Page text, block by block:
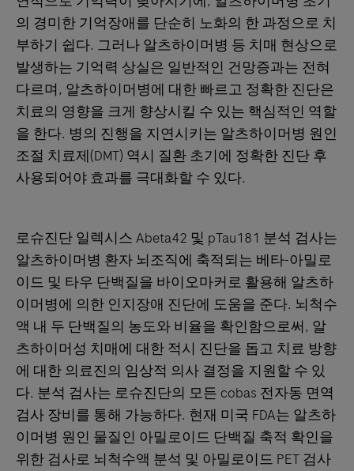
의 경미한 기억장애를 단순히 노화의 한 과정으로 치
부하기 쉽다. 그러나 알츠하이머병 등 치매 현상으로
발생하는 기억력 상실은 일반적인 건망증과는 전혀
다르며, 알츠하이머병에 대한 빠르고 정확한 진단은
치료의 영향을 크게 향상시킬 수 있는 핵심적인 역할
을 한다. 병의 진행을 지연시키는 알츠하이머병 원인
조절 치료제(DMT) 역시 질환 초기에 정확한 진단 후
사용되어야 효과를 극대화할 수 있다.
로슈진단 일렉시스 Abeta42 및 pTau181 분석 검사는
알츠하이머병 환자 뇌조직에 축적되는 베타-아밀로
이드 및 타우 단백질을 바이오마커로 활용해 알츠하
이머병에 의한 인지장애 진단에 도움을 준다. 뇌척수
액 내 두 단백질의 농도와 비율을 확인함으로써, 알
츠하이머성 치매에 대한 적시 진단을 돕고 치료 방향
에 대한 의료진의 임상적 의사 결정을 지원할 수 있
다. 분석 검사는 로슈진단의 모든 cobas 전자동 면역
검사 장비를 통해 가능하다. 현재 미국 FDA는 알츠하
이머병 원인 물질인 아밀로이드 단백질 축적 확인을
위한 검사로 뇌척수액 분석 및 아밀로이드 PET 검사